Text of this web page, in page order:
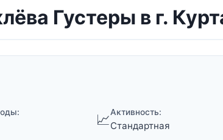
Густеры в г.
📈Активность:
Стандартная